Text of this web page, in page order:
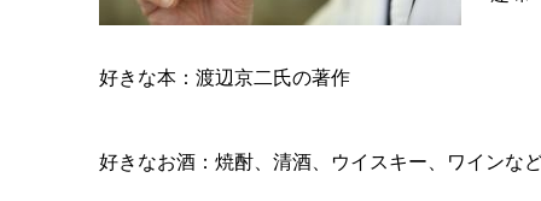
好きな本：渡辺京二氏の著作
好きなお酒：焼酎、清酒、ウイスキー、ワインな